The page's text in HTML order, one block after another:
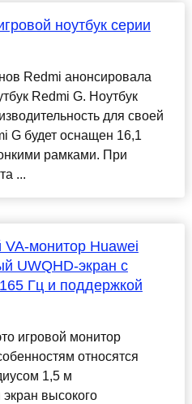
ноутбук серии
Redmi анонсировала
Redmi G. Ноутбук
для своей
G будет оснащен 16,1
рамками. При
...
монитор Huawei
UWQHD-экран с
Гц и поддержкой
игровой монитор
относятся
1,5 м
высокого